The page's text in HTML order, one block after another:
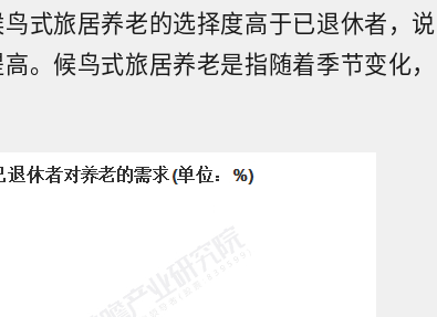
式旅居养老的选择度高于已退休者，说
。候鸟式旅居养老是指随着季节变化，